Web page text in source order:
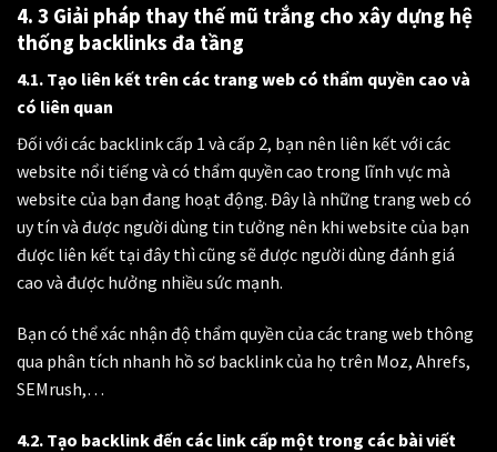
4. 3 Giải pháp thay thế mũ trắng cho xây dựng hệ
thống backlinks đa tầng
4.1. Tạo liên kết trên các trang web có thẩm quyền cao và
có liên quan
Đối với các backlink cấp 1 và cấp 2, bạn nên liên kết với các
website nổi tiếng và có thẩm quyền cao trong lĩnh vực mà
website của bạn đang hoạt động. Đây là những trang web có
uy tín và được người dùng tin tưởng nên khi website của bạn
được liên kết tại đây thì cũng sẽ được người dùng đánh giá
cao và được hưởng nhiều sức mạnh.
Bạn có thể xác nhận độ thẩm quyền của các trang web thông
qua phân tích nhanh hồ sơ backlink của họ trên Moz, Ahrefs,
SEMrush,…
4.2. Tạo backlink đến các link cấp một trong các bài viết